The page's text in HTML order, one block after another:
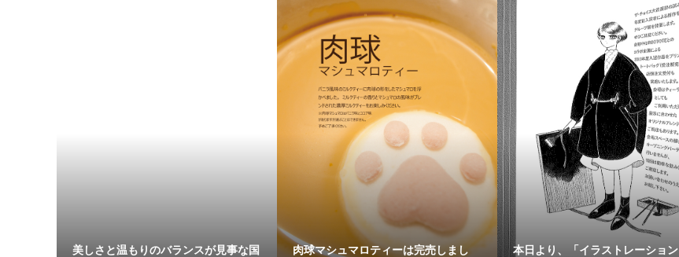
美しさと温もりのバランスが見事な国
肉球マシュマロティーは完売しまし
本日より、「イラストレーション